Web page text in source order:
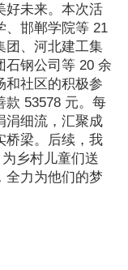
战赛，即为孩
并让通过参与
子们的成长与
直接登记的5A
专注慈善援助
对与救援、公
心企事业单位
活动。截止
好未来。本次活
、邯郸学院等 21
团、河北建工集
石钢公司等 20 余
和社区的积极参
款 53578 元。每
涓细流，汇聚成
桥梁。后续，我
乡村儿童们送
全力为他们的梦